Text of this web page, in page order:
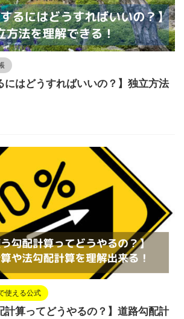
にはどうすればいいの？】独立方法
使える公式
計算ってどうやるの？】道路勾配計